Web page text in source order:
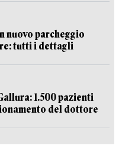
nuovo parcheggio
tutti i dettagli
1.500 pazienti
del dottore